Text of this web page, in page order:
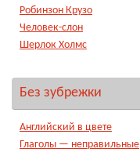
Робинзон Крузо
Человек-слон
Шерлок Холмс
Без зубрежки
Английский в цвете
Глаголы — неправильные